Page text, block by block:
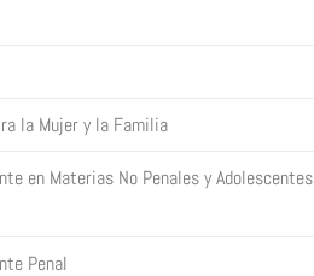
la Mujer y la Familia
en Materias No Penales y Adolescentes
Penal